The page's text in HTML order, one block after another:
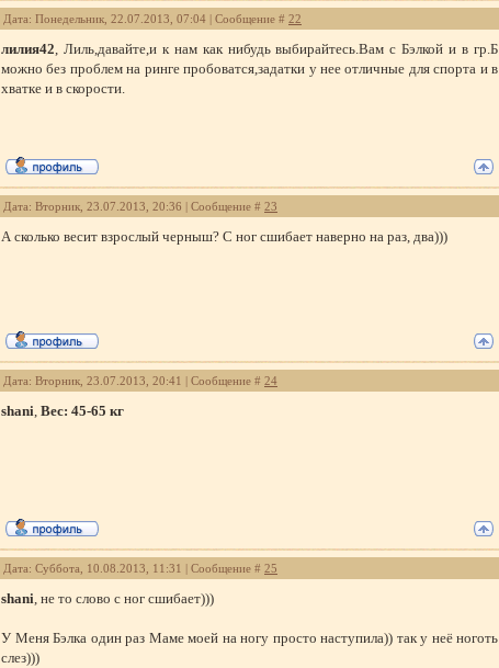
Дата: Понедельник, 22.07.2013, 07:04 | Сообщение # 22
лилия42, Лиль,давайте,и к нам как нибудь выбирайтесь.Вам с Бэлкой и в гр.Б
можно без проблем на ринге пробоватся,задатки у нее отличные для спорта и в
хватке и в скорости.
Дата: Вторник, 23.07.2013, 20:36 | Сообщение # 23
А сколько весит взрослый черныш? С ног сшибает наверно на раз, два)))
Дата: Вторник, 23.07.2013, 20:41 | Сообщение # 24
shani, Вес: 45-65 кг
Дата: Суббота, 10.08.2013, 11:31 | Сообщение # 25
shani, не то слово с ног сшибает)))
У Меня Бэлка один раз Маме моей на ногу просто наступила)) так у неё ноготь
слез)))